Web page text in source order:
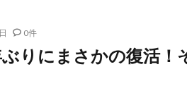
0件
りにまさかの復活！